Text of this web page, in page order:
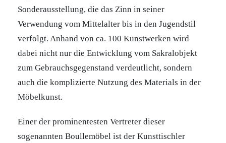
Sonderausstellung, die das Zinn in seiner
Verwendung vom Mittelalter bis in den Jugendstil
verfolgt. Anhand von ca. 100 Kunstwerken wird
dabei nicht nur die Entwicklung vom Sakralobjekt
zum Gebrauchsgegenstand verdeutlicht, sondern
auch die komplizierte Nutzung des Materials in der
Möbelkunst.
Einer der prominentesten Vertreter dieser
sogenannten Boullemöbel ist der Kunsttischler